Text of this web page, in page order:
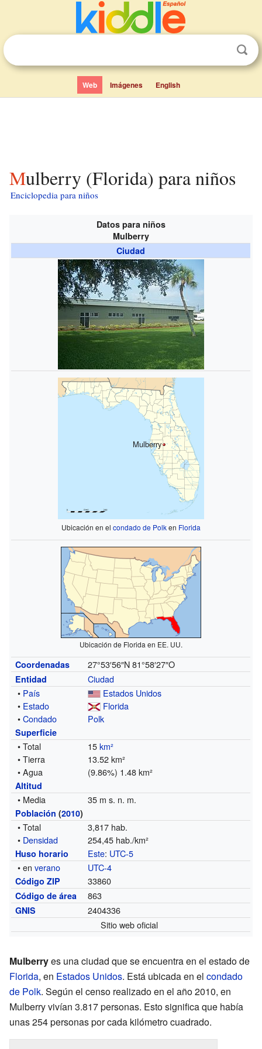
Web Imágenes English
Mulberry (Florida) para niños
Enciclopedia para niños
Datos para niños
Mulberry
Ciudad
Mulberry
Ubicación en el condado de Polken Florida
Ubicación de Florida en EE. UU.
Coordenadas 27°53′56″N 81°58′27″O
Entidad
Ciudad
• País
Estados Unidos
• Estado
Florida
•Condado Polk
Superficie
• Total 15km²
• Tierra
13.52 km²
• Agua
(9.86%) 1.48 km²
Altitud
• Media 35 m s. n. m.
Población (2010)
• Total
3,817 hab.
• Densidad 254,45 hab./km²
Huso horario Este: UTC-5
• enverano UTC-4
Código ZIP 33860
Código de área 863
GNIS
2404336
Sitio web oficial
Mulberryes una ciudad que se encuentra en el estado de
Florida, en Estados Unidos. Está ubicada en el condado
de Polk. Según el censo realizado en el año 2010, en
Mulberry vivían 3.817 personas. Esto significa que había
unas 254 personas por cada kilómetro cuadrado.